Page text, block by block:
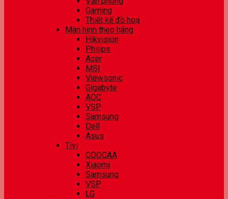
Gaming
Thiết kế đồ hoạ
Màn hình theo hãng
Hikvision
Philips
Acer
MSI
Viewsonic
Gigabyte
AOC
VSP
Samsung
Dell
Asus
Tivi
COOCAA
Xiaomi
Samsung
VSP
LG